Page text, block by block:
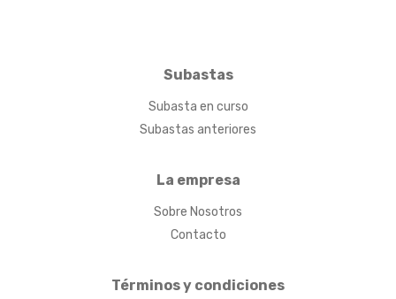
Subastas
Subasta en curso
Subastas anteriores
La empresa
Sobre Nosotros
Contacto
Términos y condiciones